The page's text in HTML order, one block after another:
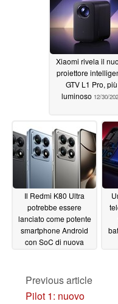
Xiaomi rivela il
proiettore
GTV L1 Pro, più
luminoso 12/30/
Il Redmi K80 Ultra
potrebbe essere
lanciato come potente
smartphone Android
con SoC di nuova
Previous article
Pilot 1: nuovo